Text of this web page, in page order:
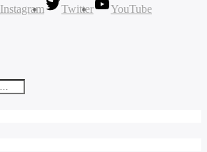
Instagram Twitter
YouTube